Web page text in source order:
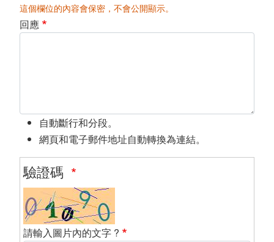
這個欄位的內容會保密，不會公開顯示。
回應
自動斷行和分段。
網頁和電子郵件地址自動轉換為連結。
驗證碼
請輸入圖片內的文字 ?